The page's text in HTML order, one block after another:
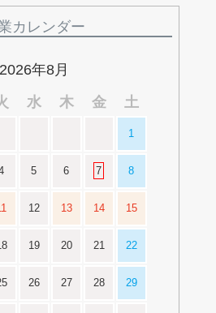
カレンダー
2026年8月
水 木 金 土
1
5 6 7 8
12 13 14 15
19 20 21 22
26 27 28 29